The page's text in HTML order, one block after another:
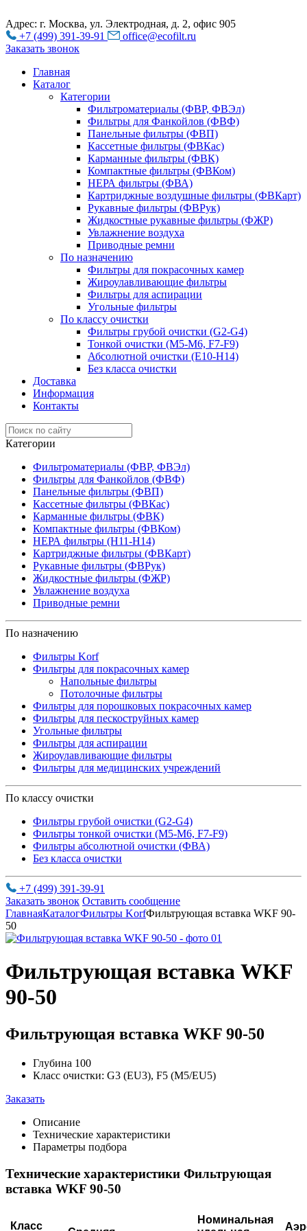
Адрес: г. Москва, ул. Электродная, д. 2, офис 905
+7 (499) 391-39-91
office@ecofilt.ru
Заказать звонок
Главная
Каталог
Категории
Фильтроматериалы (ФВР, ФВЭл)
Фильтры для Фанкойлов (ФВФ)
Панельные фильтры (ФВП)
Кассетные фильтры (ФВКас)
Карманные фильтры (ФВК)
Компактные фильтры (ФВКом)
НЕРА фильтры (ФВА)
Картриджные воздушные фильтры (ФВКарт)
Рукавные фильтры (ФВРук)
Жидкостные рукавные фильтры (ФЖР)
Увлажнение воздуха
Приводные ремни
По назначению
Фильтры для покрасочных камер
Жироулавливающие фильтры
Фильтры для аспирации
Угольные фильтры
По классу очистки
Фильтры грубой очистки (G2-G4)
Тонкой очистки (М5-М6, F7-F9)
Абсолютной очистки (Е10-H14)
Без класса очистки
Доставка
Информация
Контакты
Категории
Фильтроматериалы (ФВР, ФВЭл)
Фильтры для Фанкойлов (ФВФ)
Панельные фильтры (ФВП)
Кассетные фильтры (ФВКас)
Карманные фильтры (ФВК)
Компактные фильтры (ФВКом)
НЕРА фильтры (H11-H14)
Картриджные фильтры (ФВКарт)
Рукавные фильтры (ФВРук)
Жидкостные фильтры (ФЖР)
Увлажнение воздуха
Приводные ремни
По назначению
Фильтры Korf
Фильтры для покрасочных камер
Напольные фильтры
Потолочные фильтры
Фильтры для порошковых покрасочных камер
Фильтры для пескоструйных камер
Угольные фильтры
Фильтры для аспирации
Жироулавливающие фильтры
Фильтры для медицинских учреждений
По классу очистки
Фильтры грубой очистки (G2-G4)
Фильтры тонкой очистки (М5-М6, F7-F9)
Фильтры абсолютной очистки (ФВА)
Без класса очистки
+7 (499) 391-39-91
Заказать звонок Оставить сообщение
ГлавнаяКаталогФильтры KorfФильтрующая вставка WKF 90-
50
Фильтрующая вставка WKF
90-50
Фильтрующая вставка WKF 90-50
Глубина 100
Класс очистки: G3 (EU3), F5 (M5/EU5)
Заказать
Описание
Технические характеристики
Параметры подбора
Технические характеристики Фильтрующая
вставка WKF 90-50
Класс
Номинальная